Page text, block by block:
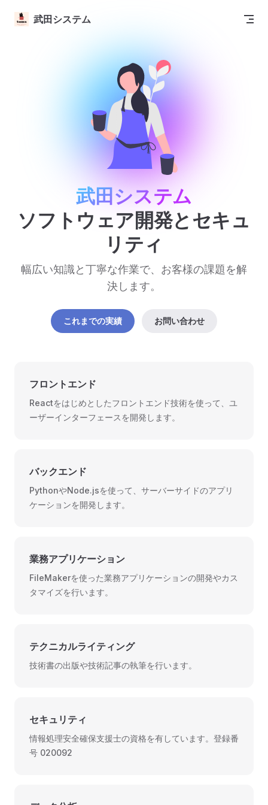
Skip to content
武田システム
武田システム
ソフトウェア開発とセキュ
リティ
幅広い知識と丁寧な作業で、お客様の課題を解
決します。
これまでの実績 お問い合わせ
フロントエンド
Reactをはじめとしたフロントエンド技術を使って、ユ
ーザーインターフェースを開発します。
バックエンド
PythonやNode.jsを使って、サーバーサイドのアプリ
ケーションを開発します。
業務アプリケーション
FileMakerを使った業務アプリケーションの開発やカス
タマイズを行います。
テクニカルライティング
技術書の出版や技術記事の執筆を行います。
セキュリティ
情報処理安全確保支援士の資格を有しています。登録番
号 020092